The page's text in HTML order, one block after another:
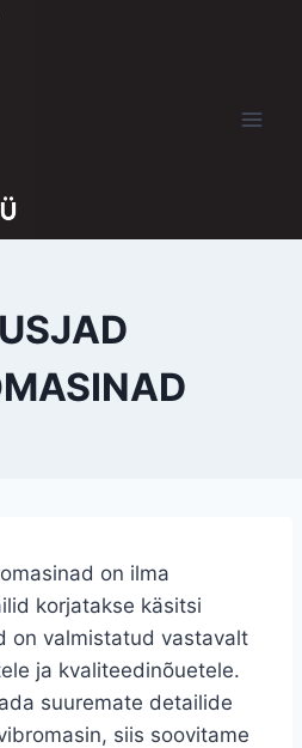
on ilma
korjatakse käsitsi
on valmistatud vastavalt
ja kvaliteedinõuetele.
suuremate detailide
siis soovitame